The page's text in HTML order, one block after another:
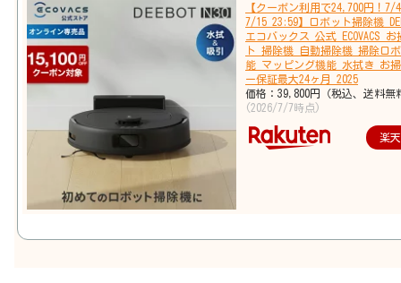
【クーポン利用で24,700円！7/
7/15 23:59】ロボット掃除機
エコバックス 公式 ECOVACS
ト 掃除機 自動掃除機 掃除ロ
能 マッピング機能 水拭き お
ー保証最大24ヶ月 2025
価格：39,800円（税込、送料無
(2026/7/7時点)
楽